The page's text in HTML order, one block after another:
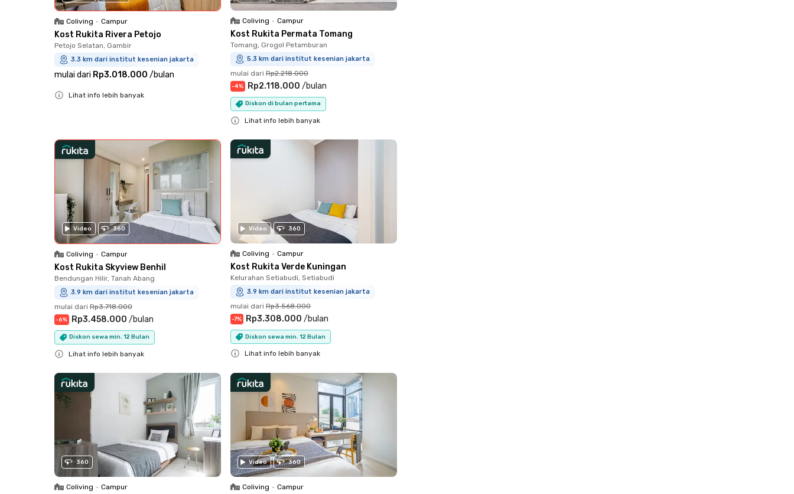
Coliving • Campur
Kost Rukita Rivera Petojo
Petojo Selatan, Gambir
3.3 km dari institut kesenian jakarta
mulai dari Rp3.018.000 /bulan
Lihat info lebih banyak
Coliving • Campur
Kost Rukita Permata Tomang
Tomang, Grogol Petamburan
5.3 km dari institut kesenian jakarta
mulai dari Rp2.218.000
-4% Rp2.118.000 /bulan
Diskon di bulan pertama
Lihat info lebih banyak
Video 360
Coliving • Campur
Kost Rukita Skyview Benhil
Bendungan Hilir, Tanah Abang
3.9 km dari institut kesenian jakarta
mulai dari Rp3.718.000
-6% Rp3.458.000 /bulan
Diskon sewa min. 12 Bulan
Lihat info lebih banyak
Video 360
Coliving • Campur
Kost Rukita Verde Kuningan
Kelurahan Setiabudi, Setiabudi
3.9 km dari institut kesenian jakarta
mulai dari Rp3.568.000
-7% Rp3.308.000 /bulan
Diskon sewa min. 12 Bulan
Lihat info lebih banyak
360
Coliving • Campur
Video 360
Coliving • Campur